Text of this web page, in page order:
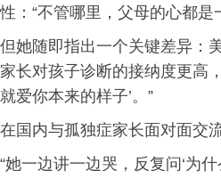
性：“不管哪里，父母的心都是
但她随即指出一个关键差异：
家长对孩子诊断的接纳度更高
就爱你本来的样子’。”
在国内与孤独症家长面对面交
“她一边讲一边哭，反复问‘为